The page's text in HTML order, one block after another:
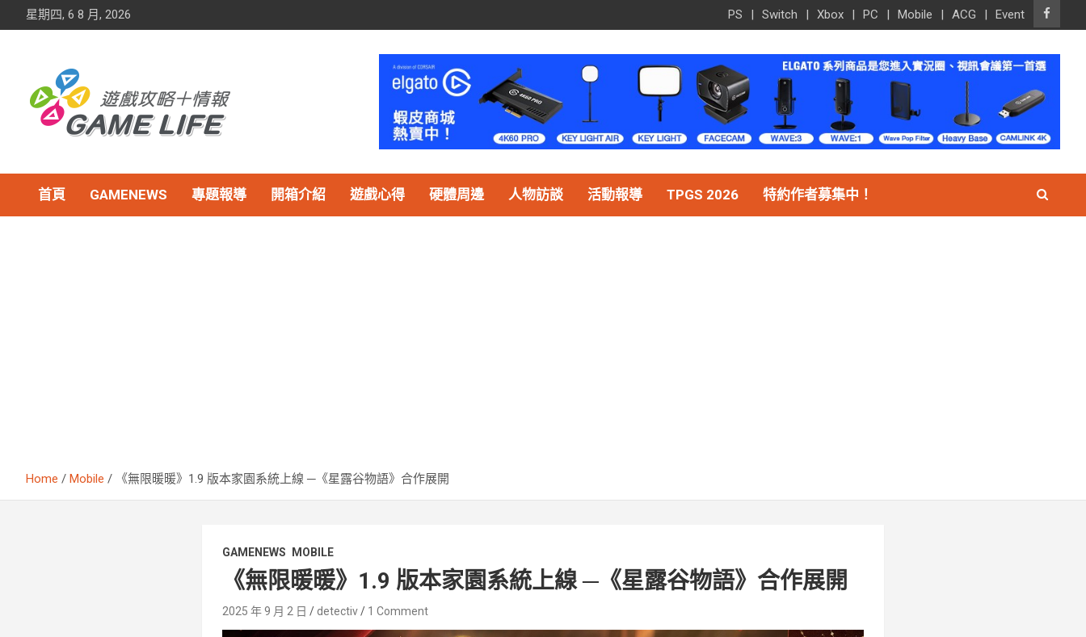
星期四, 6 8 月, 2026 PS Switch Xbox PC Mobile ACG Event
首頁 GAMENEWS 專題報導 開箱介紹 遊戲心得 硬體周邊 人物訪談 活動報導 TPGS 2026 特約作者募集中！
Home Mobile 《無限暖暖》1.9 版本家園系統上線 ─《星露谷物語》合作展開
GAMENEWS MOBILE
《無限暖暖》1.9 版本家園系統上線 ─《星露谷物語》合作展開
2025 年 9 月 2 日 detectiv 1 Comment